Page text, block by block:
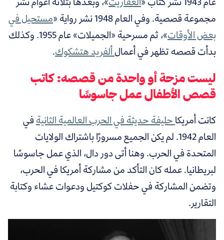
مجموعة قصصية. وفي العام 1948 نشر رواية «
مستحيل في
بعض الأوقات
»، ثم مسرحية «الجميلات» عام 1955. وكذلك
بدأت قصصه تظهر في أعمالألفريد هتشكوك.
ليست مزحة أو واحدة من قصصه: كاتب
قصص الأطفال عمل جاسوسًا
كانت أمريكاحليفة حديثة في الحرب العالمية الثانيةفي
العام 1942. لم يكن الجميع مسرورًا باشتراك الولايات
المتحدة في الحرب. وهنا أتى دور دال، الذي عمل جاسوسًا
لبريطانيا. عمله كان التأكد من مشاركة أمريكا في الحرب،
وتضمن المشاركة في حفلات كوكتيل ودعوات عشاء وكتابة
التقارير.